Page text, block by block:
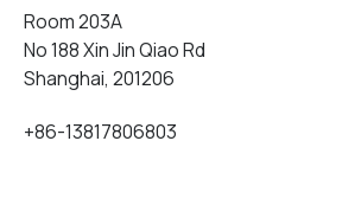
Room 203A
No 188 Xin Jin Qiao Rd
Shanghai, 201206
+86-13817806803